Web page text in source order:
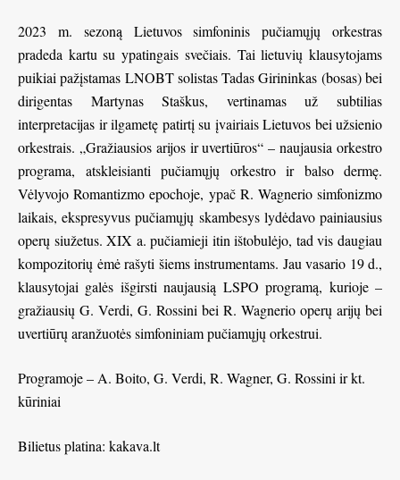
2023 m. sezoną Lietuvos simfoninis pučiamųjų orkestras
pradeda kartu su ypatingais svečiais. Tai lietuvių klausytojams
puikiai pažįstamas LNOBT solistas Tadas Girininkas (bosas) bei
dirigentas Martynas Staškus, vertinamas už subtilias
interpretacijas ir ilgametę patirtį su įvairiais Lietuvos bei užsienio
orkestrais. „Gražiausios arijos ir uvertiūros“ – naujausia orkestro
programa, atskleisianti pučiamųjų orkestro ir balso dermę.
Vėlyvojo Romantizmo epochoje, ypač R. Wagnerio simfonizmo
laikais, ekspresyvus pučiamųjų skambesys lydėdavo painiausius
operų siužetus. XIX a. pučiamieji itin ištobulėjo, tad vis daugiau
kompozitorių ėmė rašyti šiems instrumentams. Jau vasario 19 d.,
klausytojai galės išgirsti naujausią LSPO programą, kurioje –
gražiausių G. Verdi, G. Rossini bei R. Wagnerio operų arijų bei
uvertiūrų aranžuotės simfoniniam pučiamųjų orkestrui.
Programoje – A. Boito, G. Verdi, R. Wagner, G. Rossini ir kt.
kūriniai
Bilietus platina: kakava.lt